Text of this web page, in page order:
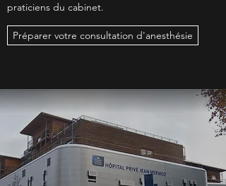
praticiens du cabinet.
Préparer votre consultation d'anesthésie